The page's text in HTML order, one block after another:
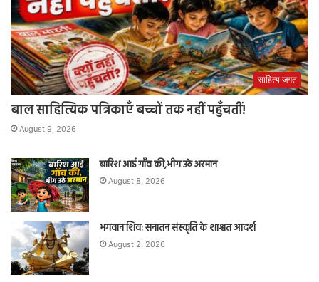
साहित्य जगत
बाल साहित्यिक पत्रिकाएँ बच्चों तक नहीं पहुँचतीं!
August 9, 2026
बारिश आई गाँव की,भीग उठे अरमान
August 8, 2026
भगवान शिव: सनातन संस्कृति के शाश्वत आदर्श
August 2, 2026